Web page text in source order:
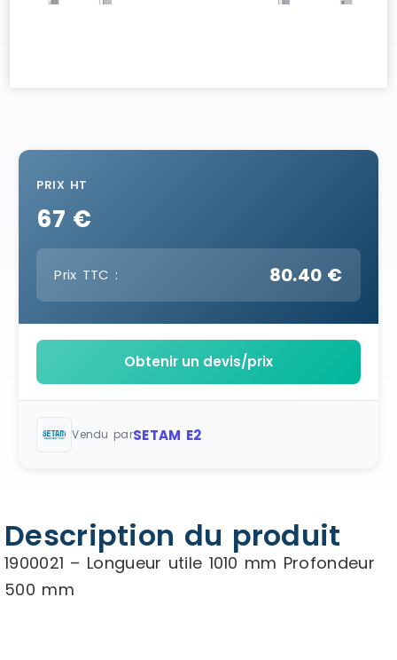
PRIX HT
67 €
Prix TTC : 80.40 €
Obtenir un devis/prix
Vendu parSETAM E2
Description du produit
1900021 – Longueur utile 1010 mm Profondeur
500 mm